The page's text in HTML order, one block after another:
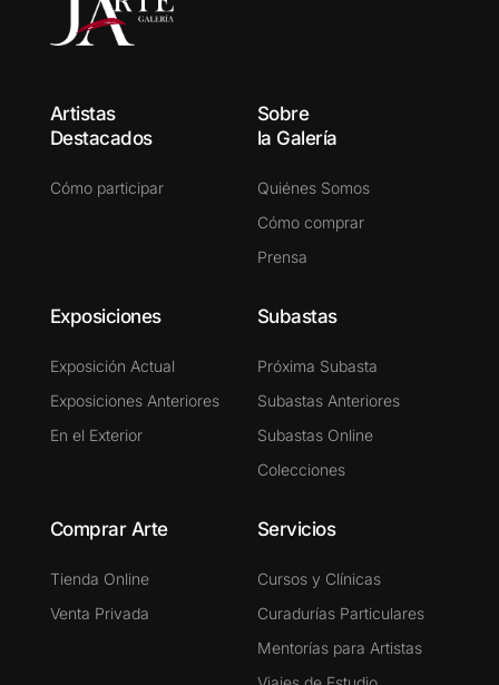
Artistas
Destacados
Cómo participar
Sobre
la Galería
Quiénes Somos
Cómo comprar
Prensa
Exposiciones
Exposición Actual
Exposiciones Anteriores
En el Exterior
Subastas
Próxima Subasta
Subastas Anteriores
Subastas Online
Colecciones
Comprar Arte
Tienda Online
Venta Privada
Servicios
Cursos y Clínicas
Curadurías Particulares
Mentorías para Artistas